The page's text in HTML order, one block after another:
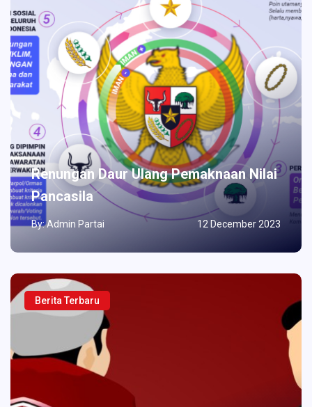
Renungan Daur Ulang Pemaknaan Nilai
Pancasila
By: Admin Partai 12 December 2023
Berita Terbaru